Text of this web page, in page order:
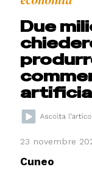
Due
23 novembre
Cuneo